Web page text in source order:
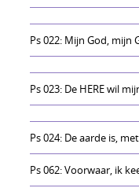
Ps 022: Mijn God, mijn
Ps 023: De HERE wil
Ps 024: De aarde is,
Ps 062: Voorwaar, ik